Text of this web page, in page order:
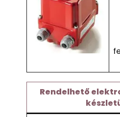
Rendelhető